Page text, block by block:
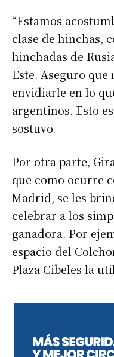
“Estamos
clase de hinchas,
hinchadas de
Este. Aseguro
envidiarle en lo
argentinos. Esto
sostuvo.
Por otra parte,
que como ocurre
Madrid, se les
celebrar a los
ganadora. Por
espacio del
Plaza Cibeles la